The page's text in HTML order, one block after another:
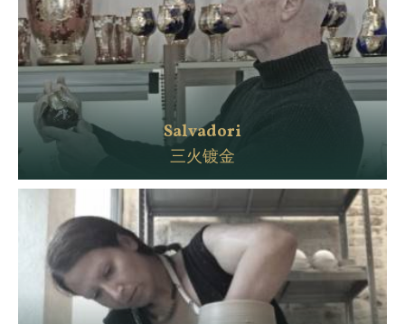
Salvadori
三火镀金